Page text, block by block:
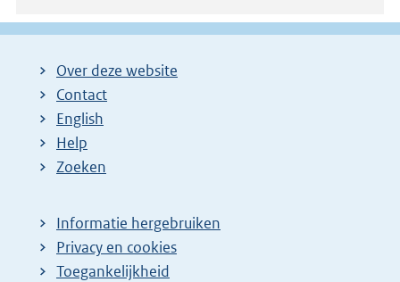
Over deze website
Contact
English
Help
Zoeken
Informatie hergebruiken
Privacy en cookies
Toegankelijkheid